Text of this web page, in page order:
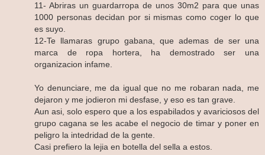
11- Abriras un guardarropa de unos 30m2 para que unas
1000 personas decidan por si mismas como coger lo que
es suyo.
12-Te llamaras grupo gabana, que ademas de ser una
marca de ropa hortera, ha demostrado ser una
organizacion infame.
Yo denunciare, me da igual que no me robaran nada, me
dejaron y me jodieron mi desfase, y eso es tan grave.
Aun asi, solo espero que a los espabilados y avariciosos del
grupo cagana se les acabe el negocio de timar y poner en
peligro la intedridad de la gente.
Casi prefiero la lejia en botella del sella a estos.